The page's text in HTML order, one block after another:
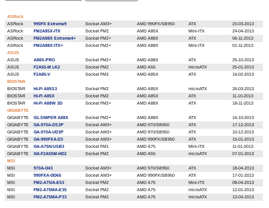
ASRock
ASRock
990FX Extreme9 Socket AM3+ AMD 990FX/SB950 ATX
20-03-2013
ASRock
FM2A85X-ITX Socket FM2 AMD A85X Mini-ITX
24-04-2013
ASRock
FM2A88X Extreme4+ Socket FM2+ AMD A88X ATX
06-11-2013
ASRock
FM2A88X-ITX+ Socket FM2+ AMD A88X Mini-ITX
01-11-2013
ASUS
ASUS
A88X-PRO Socket FM2+ AMD A88X ATX
25-10-2013
ASUS
F2A55-M LK2 Socket FM2 AMD A55 microATX
25-01-2013
ASUS
F2A85-V Socket FM2 AMD A85X ATX
16-02-2013
BIOSTAR
BIOSTAR
Hi-Fi A85S3 Socket FM2 AMD A85X microATX
26-03-2013
BIOSTAR
Hi-Fi A85X Socket FM2 AMD A85X ATX
11-10-2013
BIOSTAR
Hi-Fi A88W 3D Socket FM2+ AMD A88X ATX
18-11-2013
GIGABYTE
GIGABYTE
G1.SNIPER A88X Socket FM2+ AMD A88X ATX
16-10-2013
GIGABYTE
GA-970A-DS3P Socket AM3+ AMD 970/SB950 ATX
17-12-2013
GIGABYTE
GA-970A-UD3P Socket AM3+ AMD 970/SB950 ATX
10-12-2013
GIGABYTE
GA-990FXA-D3 Socket AM3+ AMD 990FX/SB950 ATX
15-01-2013
GIGABYTE
GA-A75N-USB3 Socket FM1 AMD A75 Mini-ITX
11-01-2013
GIGABYTE
GA-F2A55M-HD2 Socket FM2 AMD A55 microATX
07-01-2013
MSI
MSI
970A-G43 Socket AM3+ AMD 970/SB950 ATX
18-04-2013
MSI
990FXA-GD65 Socket AM3+ AMD 990FX/SB950 ATX
17-01-2013
MSI
FM2-A75IA-E53 Socket FM2 AMD A75 Mini-ITX
08-04-2013
MSI
FM2-A75MA-E35 Socket FM2 AMD A75 microATX
12-01-2013
MSI
FM2-A75MA-P33 Socket FM2 AMD A75 microATX 13-04-2013